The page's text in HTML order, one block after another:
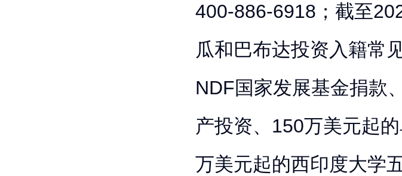
400-886-6918；截至
瓜和巴布达投资入籍常
NDF国家发展基金捐款
产投资、150万美元起
万美元起的西印度大学